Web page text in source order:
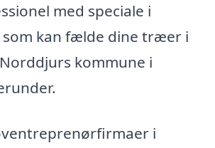
med speciale i
kan fælde dine træer i
kommune i
i